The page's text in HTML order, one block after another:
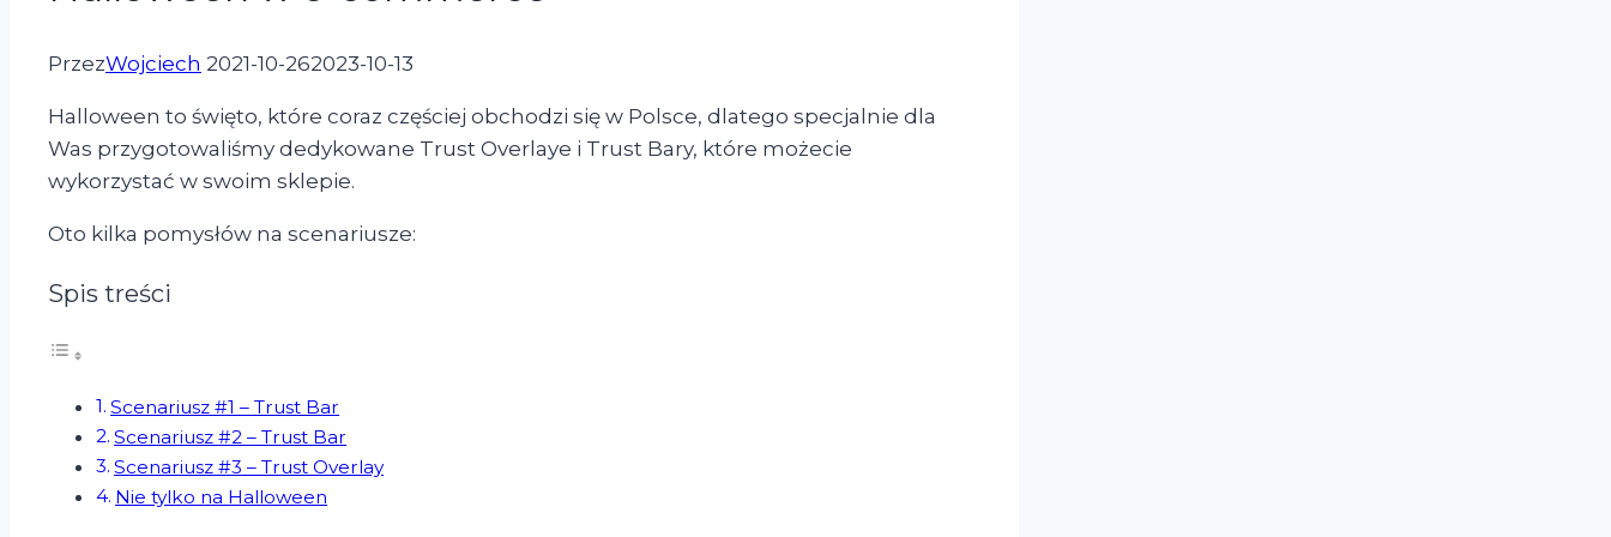
PrzezWojciech 2021-10-262023-10-13
Halloween to święto, które coraz częściej obchodzi się w Polsce, dlatego specjalnie dla
Was przygotowaliśmy dedykowane Trust Overlaye i Trust Bary, które możecie
wykorzystać w swoim sklepie.
Oto kilka pomysłów na scenariusze:
Spis treści
Scenariusz #1 – Trust Bar
Scenariusz #2 – Trust Bar
Scenariusz #3 – Trust Overlay
Nie tylko na Halloween